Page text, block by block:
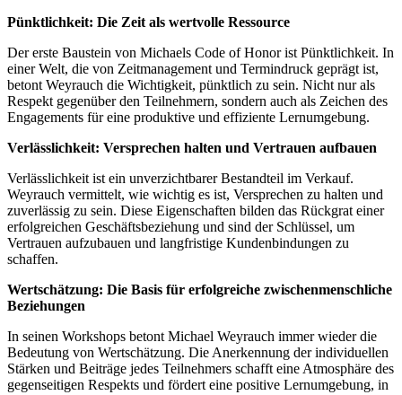
Pünktlichkeit: Die Zeit als wertvolle Ressource
Der erste Baustein von Michaels Code of Honor ist Pünktlichkeit. In
einer Welt, die von Zeitmanagement und Termindruck geprägt ist,
betont Weyrauch die Wichtigkeit, pünktlich zu sein. Nicht nur als
Respekt gegenüber den Teilnehmern, sondern auch als Zeichen des
Engagements für eine produktive und effiziente Lernumgebung.
Verlässlichkeit: Versprechen halten und Vertrauen aufbauen
Verlässlichkeit ist ein unverzichtbarer Bestandteil im Verkauf.
Weyrauch vermittelt, wie wichtig es ist, Versprechen zu halten und
zuverlässig zu sein. Diese Eigenschaften bilden das Rückgrat einer
erfolgreichen Geschäftsbeziehung und sind der Schlüssel, um
Vertrauen aufzubauen und langfristige Kundenbindungen zu
schaffen.
Wertschätzung: Die Basis für erfolgreiche zwischenmenschliche
Beziehungen
In seinen Workshops betont Michael Weyrauch immer wieder die
Bedeutung von Wertschätzung. Die Anerkennung der individuellen
Stärken und Beiträge jedes Teilnehmers schafft eine Atmosphäre des
gegenseitigen Respekts und fördert eine positive Lernumgebung, in